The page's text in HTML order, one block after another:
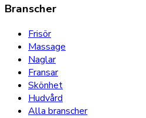
Branscher
Frisör
Massage
Naglar
Fransar
Skönhet
Hudvård
Alla branscher